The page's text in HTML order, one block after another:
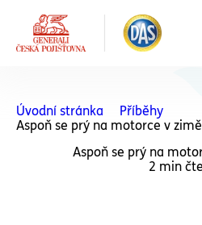
Úvodní stránka
Příběhy
Aspoň se prý na motorce v
Aspoň se prý na
2 min